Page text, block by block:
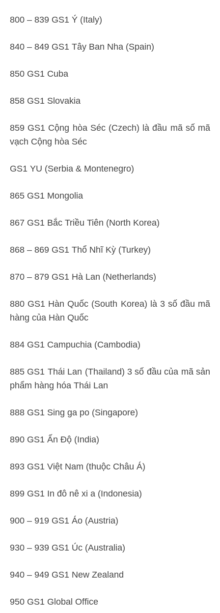
800 – 839 GS1 Ý (Italy)
840 – 849 GS1 Tây Ban Nha (Spain)
850 GS1 Cuba
858 GS1 Slovakia
859 GS1 Cộng hòa Séc (Czech) là đầu mã số mã
vạch Cộng hòa Séc
GS1 YU (Serbia & Montenegro)
865 GS1 Mongolia
867 GS1 Bắc Triều Tiên (North Korea)
868 – 869 GS1 Thổ Nhĩ Kỳ (Turkey)
870 – 879 GS1 Hà Lan (Netherlands)
880 GS1 Hàn Quốc (South Korea) là 3 số đầu mã
hàng của Hàn Quốc
884 GS1 Campuchia (Cambodia)
885 GS1 Thái Lan (Thailand) 3 số đầu của mã sản
phẩm hàng hóa Thái Lan
888 GS1 Sing ga po (Singapore)
890 GS1 Ấn Độ (India)
893 GS1 Việt Nam (thuộc Châu Á)
899 GS1 In đô nê xi a (Indonesia)
900 – 919 GS1 Áo (Austria)
930 – 939 GS1 Úc (Australia)
940 – 949 GS1 New Zealand
950 GS1 Global Office